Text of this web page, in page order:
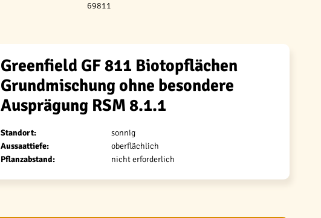
69811
Greenfield GF 811 Biotopflächen
Grundmischung ohne besondere
Ausprägung RSM 8.1.1
Standort:
sonnig
Aussaattiefe:
oberflächlich
Pflanzabstand:
nicht erforderlich